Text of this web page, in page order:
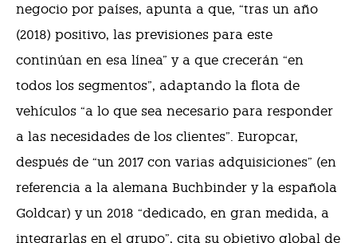
negocio por países, apunta a que, “tras un año
(2018) positivo, las previsiones para este
continúan en esa línea” y a que crecerán “en
todos los segmentos”, adaptando la flota de
vehículos “a lo que sea necesario para responder
a las necesidades de los clientes”. Europcar,
después de “un 2017 con varias adquisiciones” (en
referencia a la alemana Buchbinder y la española
Goldcar) y un 2018 “dedicado, en gran medida, a
integrarlas en el grupo”, cita su objetivo global de